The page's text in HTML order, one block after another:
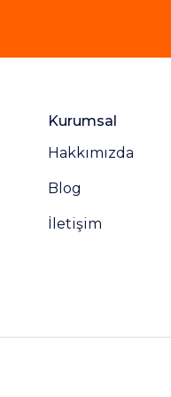
Kurumsal
Hakkımızda
Blog
İletişim